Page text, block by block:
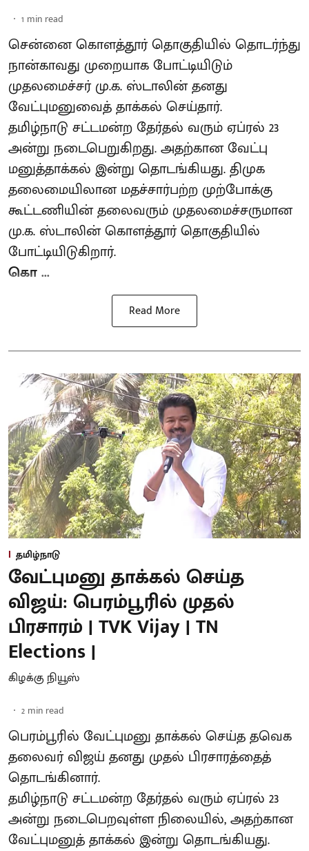
1 min read
சென்னை கொளத்தூர் தொகுதியில் தொடர்ந்து
நான்காவது முறையாக போட்டியிடும்
முதலமைச்சர் மு.க. ஸ்டாலின் தனது
வேட்புமனுவைத் தாக்கல் செய்தார்.
தமிழ்நாடு சட்டமன்ற தேர்தல் வரும் ஏப்ரல் 23
அன்று நடைபெறுகிறது. அதற்கான வேட்பு
மனுத்தாக்கல் இன்று தொடங்கியது. திமுக
தலைமையிலான மதச்சார்பற்ற முற்போக்கு
கூட்டணியின் தலைவரும் முதலமைச்சருமான
மு.க. ஸ்டாலின் கொளத்தூர் தொகுதியில்
போட்டியிடுகிறார்.
கொ ...
Read More
தமிழ்நாடு
வேட்புமனு தாக்கல் செய்த
விஜய்: பெரம்பூரில் முதல்
பிரசாரம் | TVK Vijay | TN
Elections |
கிழக்கு நியூஸ்
2 min read
பெரம்பூரில் வேட்புமனு தாக்கல் செய்த தவெக
தலைவர் விஜய் தனது முதல் பிரசாரத்தைத்
தொடங்கினார்.
தமிழ்நாடு சட்டமன்ற தேர்தல் வரும் ஏப்ரல் 23
அன்று நடைபெறவுள்ள நிலையில், அதற்கான
வேட்புமனுத் தாக்கல் இன்று தொடங்கியது.